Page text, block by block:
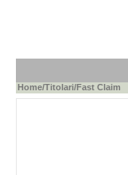
Home/Titolari/Fast Claim